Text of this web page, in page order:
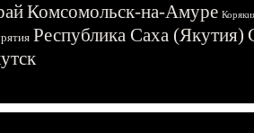
Комсомольск-на-Амуре
Республика Саха (Якутия)